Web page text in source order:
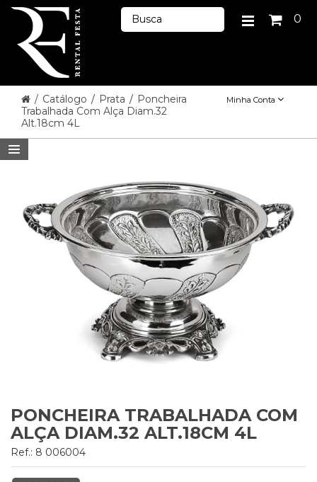
0
/ Catálogo / Prata / Poncheira
Trabalhada Com Alça Diam.32
Alt.18cm 4L
Minha Conta
PONCHEIRA TRABALHADA COM
ALÇA DIAM.32 ALT.18CM 4L
Ref.: 8 006004